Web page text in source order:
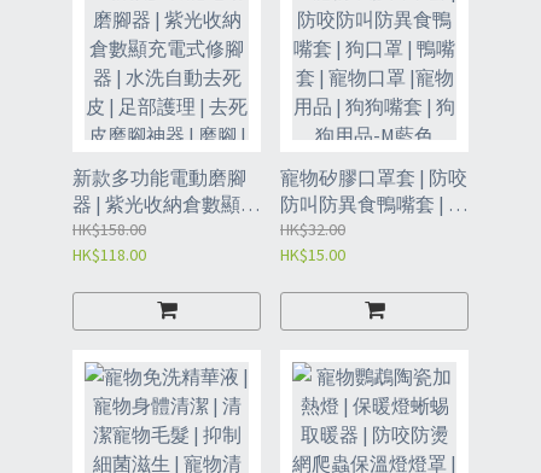
新款多功能電動磨腳
器 | 紫光收納倉數顯充
電式修腳器 | 水洗自動
去死皮 | 足部護理 | 去
修腳器 | 修足機 | 腳跟
打磨-粉色（VIN）
HK$158.00
HK$118.00
寵物矽膠口罩套 | 防咬
防叫防異食鴨嘴套 | 狗
口罩 | 鴨嘴套 | 寵物口
罩 |寵物用品 | 狗狗嘴
HK$32.00
HK$15.00